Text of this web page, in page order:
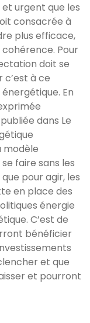
urgent que les
consacrée à
plus efficace,
Pour
doit se
à ce
En
dans Le
modèle
faire sans les
pour agir, les
en place des
énergie
C’est de
bénéficier
et que
et pourront